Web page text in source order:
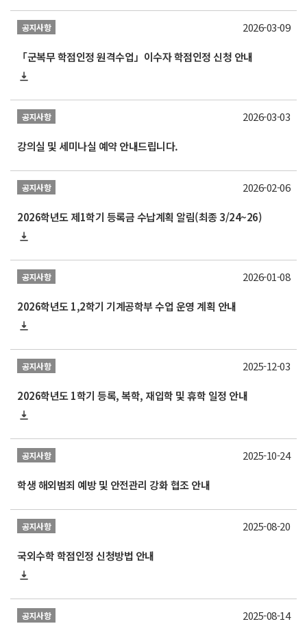
공지사항
「군복무 학점인정 원격수업」이수자 학점인정 신청 안내
2026-03-09
공지사항
강의실 및 세미나실 예약 안내드립니다.
2026-03-03
공지사항
2026학년도 제1학기 등록금 수납계획 알림(최종 3/24~26)
2026-02-06
공지사항
2026학년도 1,2학기 기계공학부 수업 운영 계획 안내
2026-01-08
공지사항
2026학년도 1학기 등록, 복학, 재입학 및 휴학 일정 안내
2025-12-03
공지사항
학생 해외범죄 예방 및 안전관리 강화 협조 안내
2025-10-24
공지사항
국외수학 학점인정 신청방법 안내
2025-08-20
공지사항 2025-08-14